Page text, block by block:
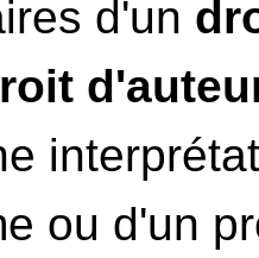
d'un
ou d'un